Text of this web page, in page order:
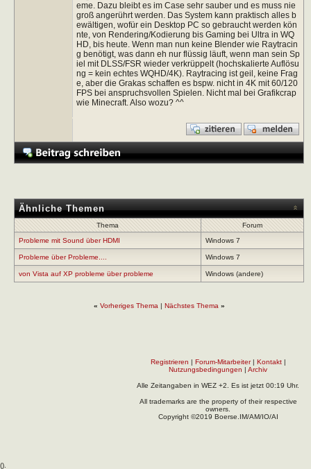
eme. Dazu bleibt es im Case sehr sauber und es muss nie
groß angerührt werden. Das System kann praktisch alles b
ewältigen, wofür ein Desktop PC so gebraucht werden kön
nte, von Rendering/Kodierung bis Gaming bei Ultra in WQ
HD, bis heute. Wenn man nun keine Blender wie Raytracin
g benötigt, was dann eh nur flüssig läuft, wenn man sein Sp
iel mit DLSS/FSR wieder verkrüppelt (hochskalierte Auflösu
ng = kein echtes WQHD/4K). Raytracing ist geil, keine Frag
e, aber die Grakas schaffen es bspw. nicht in 4K mit 60/120
FPS bei anspruchsvollen Spielen. Nicht mal bei Grafikcrap
wie Minecraft. Also wozu? ^^
Ähnliche Themen
Thema
Forum
Probleme mit Sound über HDMI
Windows 7
Probleme über Probleme.... Windows 7
von Vista auf XP probleme über probleme Windows (andere)
« Vorheriges Thema | Nächstes Thema »
Registrieren | Forum-Mitarbeiter| Kontakt|
Nutzungsbedingungen | Archiv
Alle Zeitangaben in WEZ +2. Es ist jetzt 00:19 Uhr.
All trademarks are the property of their respective
owners.
Copyright ©2019 Boerse.IM/AM/IO/AI
().